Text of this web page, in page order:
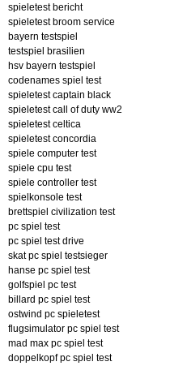
spieletest bericht
spieletest broom service
bayern testspiel
testspiel brasilien
hsv bayern testspiel
codenames spiel test
spieletest captain black
spieletest call of duty ww2
spieletest celtica
spieletest concordia
spiele computer test
spiele cpu test
spiele controller test
spielkonsole test
brettspiel civilization test
pc spiel test
pc spiel test drive
skat pc spiel testsieger
hanse pc spiel test
golfspiel pc test
billard pc spiel test
ostwind pc spieletest
flugsimulator pc spiel test
mad max pc spiel test
doppelkopf pc spiel test